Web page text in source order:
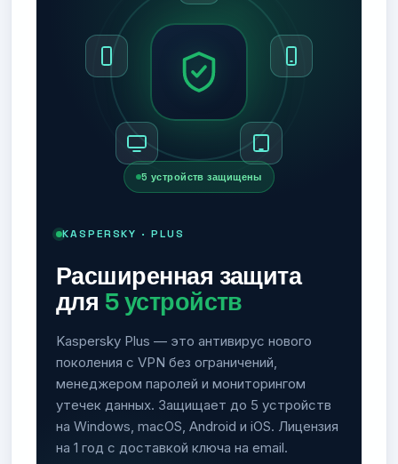
KASPERSKY · PLUS
Расширенная защита
для 5 устройств
Kaspersky Plus — это антивирус нового
поколения с VPN без ограничений,
менеджером паролей и мониторингом
утечек данных. Защищает до 5 устройств
на Windows, macOS, Android и iOS. Лицензия
на 1 год с доставкой ключа на email.
5 устройств защищены